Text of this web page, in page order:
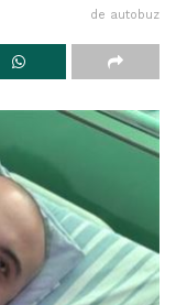
de autobuz